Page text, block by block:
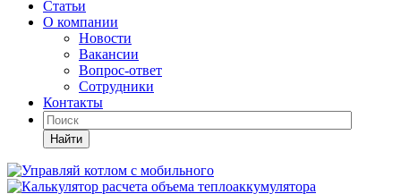
Статьи
О компании
Новости
Вакансии
Вопрос-ответ
Сотрудники
Контакты
Найти